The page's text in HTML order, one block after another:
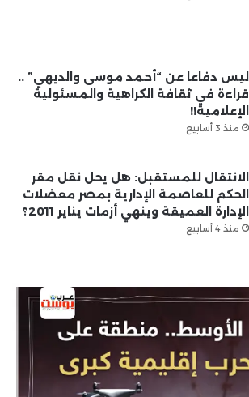
ليس دفاعا عن “أحمد موسى والديهي” ..
قراءة في ثقافة الكراهية والمسئولية
الإعلامية!!
منذ 3 أسابيع
الانتقال للمستقبل: هل يحل نقل مقر
الحكم للعاصمة الإدارية بمصر معضلات
الإدارة العميقة وينهي أزمات يناير 2011؟
منذ 4 أسابيع